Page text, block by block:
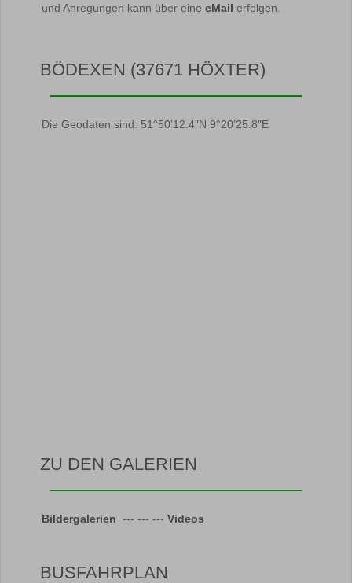
und Anregungen kann über eine eMail erfolgen.
BÖDEXEN (37671 HÖXTER)
Die Geodaten sind: 51°50’12.4″N 9°20’25.8″E
ZU DEN GALERIEN
Bildergalerien --- --- --- Videos
BUSFAHRPLAN